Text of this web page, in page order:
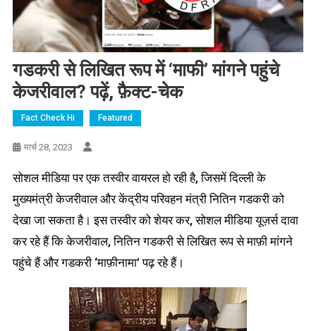
गडकरी से लिखित रूप में ‘माफी’ मांगने पहुंचे
केजरीवाल? पढ़ें, फ़ैक्ट-चेक
Fact Check Hi Featured
मार्च 28, 2023
सोशल मीडिया पर एक तस्वीर वायरल हो रही है, जिसमें दिल्ली के
मुख्यमंत्री केजरीवाल और केंद्रीय परिवहन मंत्री नितिन गडकरी को
देखा जा सकता है। इस तस्वीर को शेयर कर, सोशल मीडिया यूज़र्स दावा
कर रहे हैं कि केजरीवाल, नितिन गडकरी से लिखित रूप से माफ़ी मांगने
पहुंचे हैं और गडकरी ‘माफ़ीनामा’ पढ़ रहे हैं।